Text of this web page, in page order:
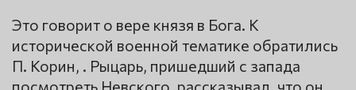
Это говорит о вере князя в Бога. К
исторической военной тематике обратились
П. Корин, . Рыцарь, пришедший с запада